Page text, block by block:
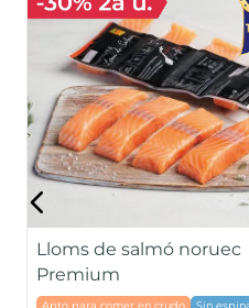
Lloms de salmó noruec
Premium